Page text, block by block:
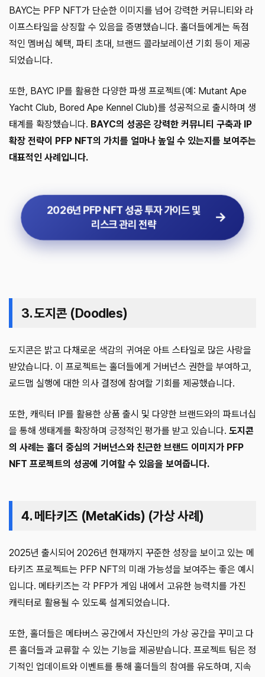
BAYC는 PFP NFT가 단순한 이미지를 넘어 강력한 커뮤니티와 라
이프스타일을 상징할 수 있음을 증명했습니다. 홀더들에게는 독점
적인 멤버십 혜택, 파티 초대, 브랜드 콜라보레이션 기회 등이 제공
되었습니다.
또한, BAYC IP를 활용한 다양한 파생 프로젝트(예: Mutant Ape
Yacht Club, Bored Ape Kennel Club)를 성공적으로 출시하며 생
태계를 확장했습니다. BAYC의 성공은 강력한 커뮤니티 구축과 IP
확장 전략이 PFP NFT의 가치를 얼마나 높일 수 있는지를 보여주는
대표적인 사례입니다.
2026년 PFP NFT 성공 투자 가이드 및
리스크 관리 전략
3. 도지콘 (Doodles)
도지콘은 밝고 다채로운 색감의 귀여운 아트 스타일로 많은 사랑을
받았습니다. 이 프로젝트는 홀더들에게 거버넌스 권한을 부여하고,
로드맵 실행에 대한 의사 결정에 참여할 기회를 제공했습니다.
또한, 캐릭터 IP를 활용한 상품 출시 및 다양한 브랜드와의 파트너십
을 통해 생태계를 확장하며 긍정적인 평가를 받고 있습니다. 도지콘
의 사례는 홀더 중심의 거버넌스와 친근한 브랜드 이미지가 PFP
NFT 프로젝트의 성공에 기여할 수 있음을 보여줍니다.
4. 메타키즈 (MetaKids) (가상 사례)
2025년 출시되어 2026년 현재까지 꾸준한 성장을 보이고 있는 메
타키즈 프로젝트는 PFP NFT의 미래 가능성을 보여주는 좋은 예시
입니다. 메타키즈는 각 PFP가 게임 내에서 고유한 능력치를 가진
캐릭터로 활용될 수 있도록 설계되었습니다.
또한, 홀더들은 메타버스 공간에서 자신만의 가상 공간을 꾸미고 다
른 홀더들과 교류할 수 있는 기능을 제공받습니다. 프로젝트 팀은 정
기적인 업데이트와 이벤트를 통해 홀더들의 참여를 유도하며, 지속